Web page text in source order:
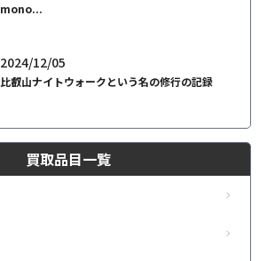
mono...
2024/12/05
比叡山ナイトウォークという名の修行の記録
買取品目一覧